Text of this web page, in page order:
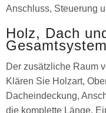
Anschluss, Steuerung
Holz, Dach
Gesamtsystem
Der zusätzliche Raum
Klären Sie Holzart,
Dacheindeckung,
die komplette Länge.